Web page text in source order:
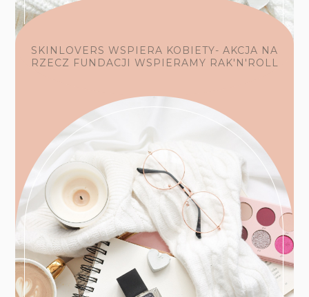
SKINLOVERS WSPIERA KOBIETY- AKCJA NA
RZECZ FUNDACJI WSPIERAMY RAK'N'ROLL